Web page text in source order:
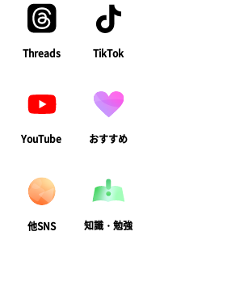
Threads TikTok
YouTube おすすめ
他SNS 知識・勉強